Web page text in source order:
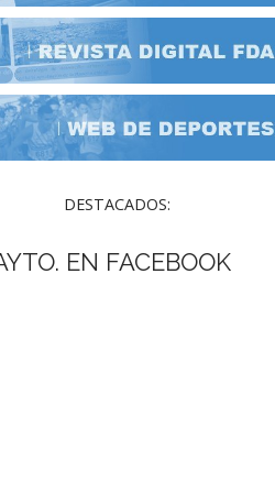
DESTACADOS:
EN FACEBOOK